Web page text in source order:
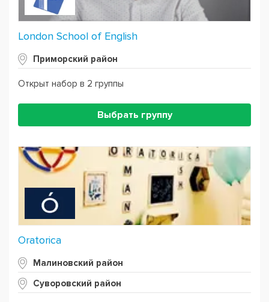
London School of English
Приморский район
Открыт набор в 2 группы
Выбрать группу
Oratorica
Малиновский район
Суворовский район